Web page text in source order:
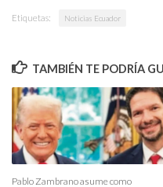
Etiquetas: Noticias Ecuador
TAMBIÉN TE PODRÍA
Pablo Zambrano asume como